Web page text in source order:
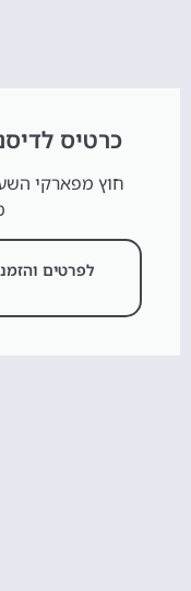
כרטיס
חוץ מפארקי